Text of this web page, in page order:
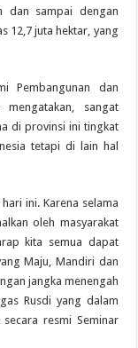
dan sampai dengan
12,7 juta hektar, yang
Pembangunan dan
mengatakan, sangat
di provinsi ini tingkat
tetapi di lain hal
ini. Karena selama
oleh masyarakat
kita semua dapat
Maju, Mandiri dan
jangka menengah
Rusdi yang dalam
resmi Seminar